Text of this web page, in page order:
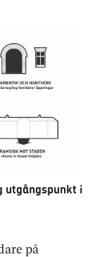
utgångspunkt i
på